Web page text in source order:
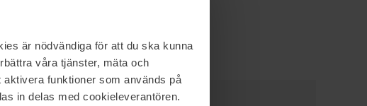
är nödvändiga för att du ska kunna
våra tjänster, mäta och
funktioner som används på
in delas med cookieleverantören.